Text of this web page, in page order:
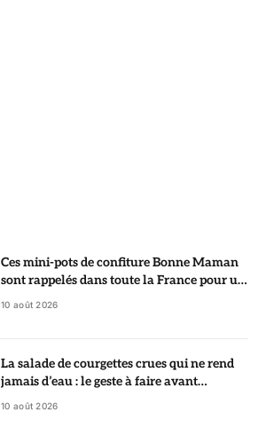
Ces mini-pots de confiture Bonne Maman
sont rappelés dans toute la France pour un
risque de bris de verre
10 août 2026
La salade de courgettes crues qui ne rend
jamais d’eau : le geste à faire avant
d’assaisonner
10 août 2026